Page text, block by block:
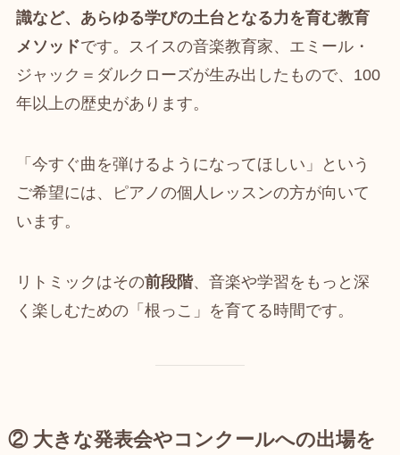
識など、あらゆる学びの土台となる力を育む教育
メソッドです。スイスの音楽教育家、エミール・
ジャック＝ダルクローズが生み出したもので、100
年以上の歴史があります。
「今すぐ曲を弾けるようになってほしい」という
ご希望には、ピアノの個人レッスンの方が向いて
います。
リトミックはその前段階、音楽や学習をもっと深
く楽しむための「根っこ」を育てる時間です。
② 大きな発表会やコンクールへの出場を